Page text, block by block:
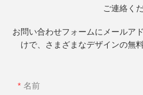
ご連絡く
お問い合わせフォームにメールア
けで、さまざまなデザインの無
名前